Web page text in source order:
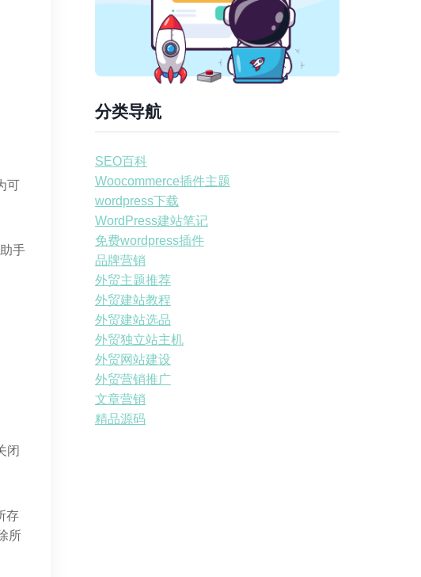
可
手
闭
存
所
分类导航
SEO百科
Woocommerce插件主题
wordpress下载
WordPress建站笔记
免费wordpress插件
品牌营销
外贸主题推荐
外贸建站教程
外贸建站选品
外贸独立站主机
外贸网站建设
外贸营销推广
文章营销
精品源码